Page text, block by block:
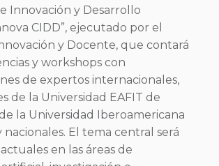
Innovación y Desarrollo
CIDD”, ejecutado por el
y Docente, que contará
y workshops con
de expertos internacionales,
de la Universidad EAFIT de
la Universidad Iberoamericana
nacionales. El tema central será
actuales en las áreas de